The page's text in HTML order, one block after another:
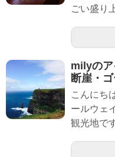
ごい盛り
milyのア
断崖・
こんにち
ールウェ
観光地で